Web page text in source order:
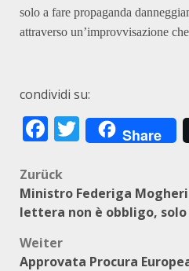
solo a fare propaganda
attraverso un’improvvisazione
condividi su:
Facebook
Twitter
Share
Zurück
Ministro Federiga
lettera non è obbligo,
Weiter
Approvata Procura